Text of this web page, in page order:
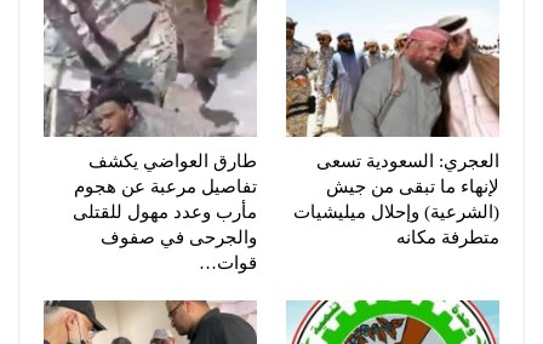
العجري: السعودية تسعى
لإنهاء ما تبقى من جيش
(الشرعية) وإحلال ميليشيات
متطرفة مكانه
طارق العواضي يكشف
تفاصيل مرعبة عن هجوم
مأرب وعدد مهول للقتلى
والجرحى في صفوف
قوات…